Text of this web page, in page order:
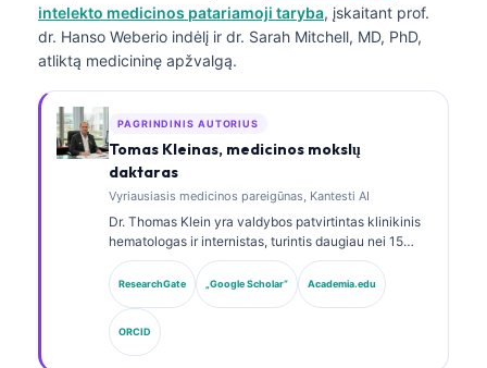
intelekto medicinos patariamoji taryba, įskaitant prof.
dr. Hanso Weberio indėlį ir dr. Sarah Mitchell, MD, PhD,
atliktą medicininę apžvalgą.
PAGRINDINIS AUTORIUS
Tomas Kleinas, medicinos mokslų
daktaras
Vyriausiasis medicinos pareigūnas, Kantesti AI
Dr. Thomas Klein yra valdybos patvirtintas klinikinis
hematologas ir internistas, turintis daugiau nei 15
metų patirtį laboratorinės medicinos ir AI pagalba
atliekamos klinikinės analizės srityse. Būdamas
Kantesti AI vyriausiuoju medicinos pareigūnu, jis
užtikrina klinikinę nuosavo neuroninio tinklo
medicininio tikslumo priežiūrą. Dr. Klein yra plačiai
publikavęs biomarkerių interpretavimo ir
ResearchGate „Google Scholar“ Academia.edu
ORCID